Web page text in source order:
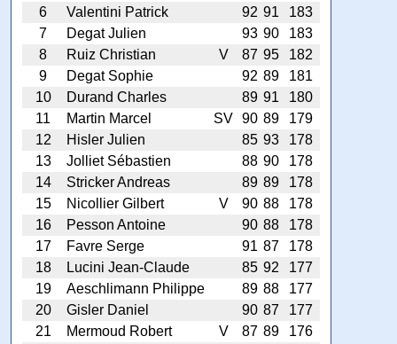
6
Valentini Patrick 92 91
183
7
Degat Julien 93 90
183
8
Ruiz Christian V 87 95
182
9
Degat Sophie 92 89
181
10
Durand Charles 89 91
180
11
Martin Marcel SV 90 89
179
12
Hisler Julien 85 93
178
13
Jolliet Sébastien 88 90
178
14
Stricker Andreas 89 89
178
15
Nicollier Gilbert V 90 88
178
16
Pesson Antoine 90 88
178
17
Favre Serge 91 87
178
18
Lucini Jean-Claude 85 92
177
19
Aeschlimann Philippe 89 88
177
20
Gisler Daniel 90 87
177
21
Mermoud Robert V 87 89
176